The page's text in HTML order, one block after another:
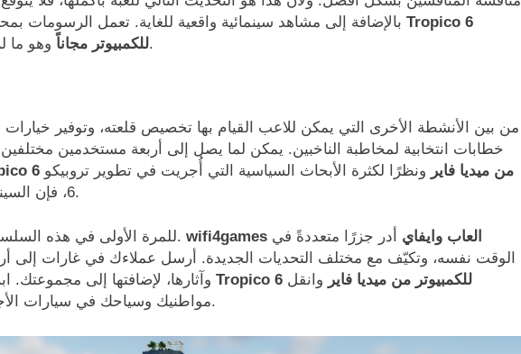
بالإضافة إلى مشاهد سينمائية واقعية للغاية. تعمل الرسومات
للكمبيوتر مجاناًوهو ما لم يكن متاحًا في الألعاب الأخرى.
من بين الأنشطة الأخرى التي يمكن للاعب القيام بها تخصيص قلعته، وتوفير خيارات
خطابات انتخابية لمخاطبة الناخبين. يمكن لما يصل إلى أربعة مستخدمين
تحميل لعبة Tropico 6 من ميديا فاير ونظرًا لكثرة الأبحاث السياسية التي أُجريت في تطوير تروبيكو
6، فإن السيناريوهات واقعية بشكل لا يُصدق.
للمرة الأولى في هذه السلسلة، العب على أرخبيلاتٍ شاسعة. wifi4games العاب وايفاي أدر جزرًا متعددةً في
الوقت نفسه، وتكيّف مع مختلف التحديات الجديدة. أرسل عملاءك في غارات إلى
وآثارها، لإضافتها إلى مجموعتك.
تحميل لعبة Tropico 6 للكمبيوتر من ميديا فاير وانقل
مواطنيك وسياحك في سيارات الأجرة والحافلات والتلفريك الجوي.